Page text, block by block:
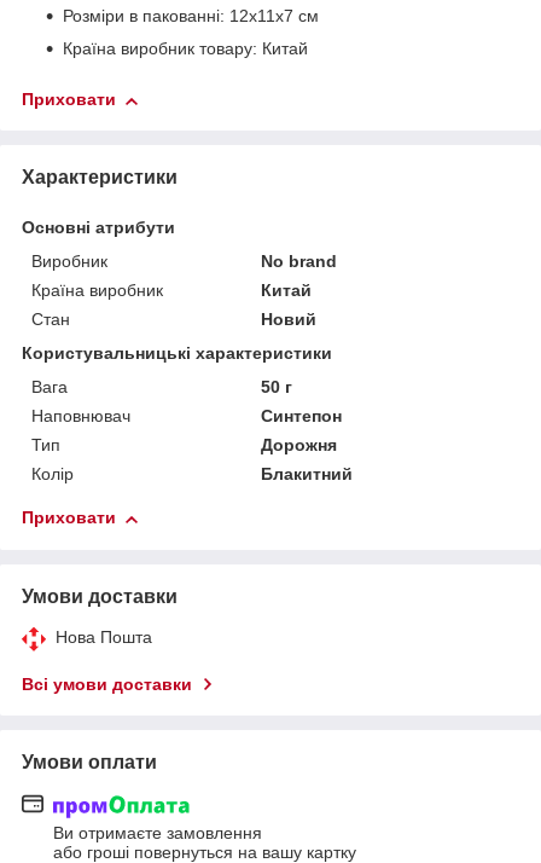
Розміри в пакованні: 12х11х7 см
Країна виробник товару: Китай
Приховати
Характеристики
Основні атрибути
Виробник
No brand
Країна виробник
Китай
Стан
Новий
Користувальницькі характеристики
Вага
50 г
Наповнювач
Синтепон
Тип
Дорожня
Колір
Блакитний
Приховати
Умови доставки
Нова Пошта
Всі умови доставки
Умови оплати
Ви отримаєте замовлення
або гроші повернуться на вашу картку